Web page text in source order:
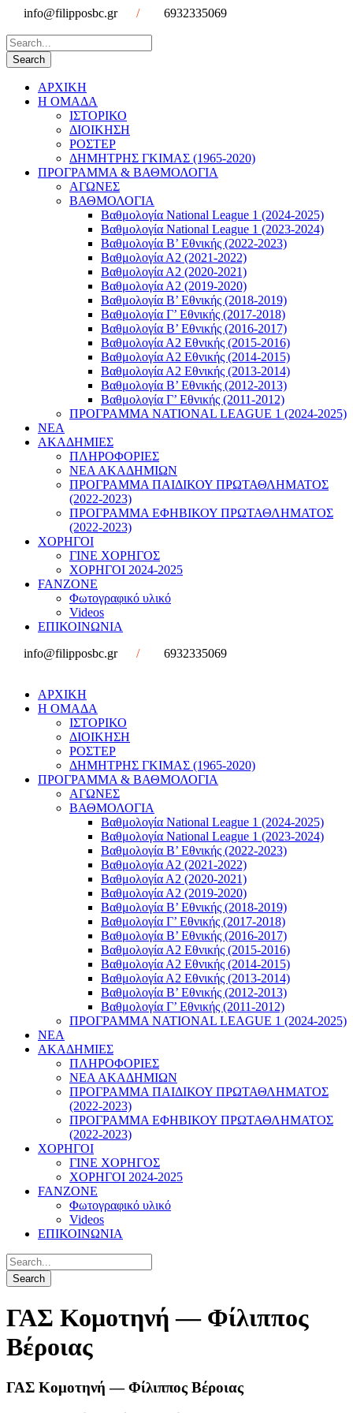
info@filipposbc.gr / 6932335069
ΑΡΧΙΚΗ
Η ΟΜΑΔΑ
ΙΣΤΟΡΙΚΟ
ΔΙΟΙΚΗΣΗ
ΡΟΣΤΕΡ
ΔΗΜΗΤΡΗΣ ΓΚΙΜΑΣ (1965-2020)
ΠΡΟΓΡΑΜΜΑ & ΒΑΘΜΟΛΟΓΙΑ
ΑΓΩΝΕΣ
ΒΑΘΜΟΛΟΓΙΑ
Βαθμολογία National League 1 (2024-2025)
Βαθμολογία National League 1 (2023-2024)
Βαθμολογία Β’ Εθνικής (2022-2023)
Βαθμολογία Α2 (2021-2022)
Βαθμολογία Α2 (2020-2021)
Βαθμολογία Α2 (2019-2020)
Βαθμολογία B’ Εθνικής (2018-2019)
Βαθμολογία Γ’ Εθνικής (2017-2018)
Βαθμολογία Β’ Εθνικής (2016-2017)
Βαθμολογία Α2 Εθνικής (2015-2016)
Βαθμολογία Α2 Εθνικής (2014-2015)
Βαθμολογία Α2 Εθνικής (2013-2014)
Βαθμολογία Β’ Εθνικής (2012-2013)
Βαθμολογία Γ’ Εθνικής (2011-2012)
ΠΡΟΓΡΑΜΜΑ NATIONAL LEAGUE 1 (2024-2025)
ΝΕΑ
ΑΚΑΔΗΜΙΕΣ
ΠΛΗΡΟΦΟΡΙΕΣ
ΝΕΑ ΑΚΑΔΗΜΙΩΝ
ΠΡΟΓΡΑΜΜΑ ΠΑΙΔΙΚΟΥ ΠΡΩΤΑΘΛΗΜΑΤΟΣ
(2022-2023)
ΠΡΟΓΡΑΜΜΑ ΕΦΗΒΙΚΟΥ ΠΡΩΤΑΘΛΗΜΑΤΟΣ
(2022-2023)
ΧΟΡΗΓΟΙ
ΓΙΝΕ ΧΟΡΗΓΟΣ
ΧΟΡΗΓΟΙ 2024-2025
FANZONE
Φωτογραφικό υλικό
Videos
ΕΠΙΚΟΙΝΩΝΙΑ
info@filipposbc.gr
/ 6932335069
ΑΡΧΙΚΗ
Η ΟΜΑΔΑ
ΙΣΤΟΡΙΚΟ
ΔΙΟΙΚΗΣΗ
ΡΟΣΤΕΡ
ΔΗΜΗΤΡΗΣ ΓΚΙΜΑΣ (1965-2020)
ΠΡΟΓΡΑΜΜΑ & ΒΑΘΜΟΛΟΓΙΑ
ΑΓΩΝΕΣ
ΒΑΘΜΟΛΟΓΙΑ
Βαθμολογία National League 1 (2024-2025)
Βαθμολογία National League 1 (2023-2024)
Βαθμολογία Β’ Εθνικής (2022-2023)
Βαθμολογία Α2 (2021-2022)
Βαθμολογία Α2 (2020-2021)
Βαθμολογία Α2 (2019-2020)
Βαθμολογία B’ Εθνικής (2018-2019)
Βαθμολογία Γ’ Εθνικής (2017-2018)
Βαθμολογία Β’ Εθνικής (2016-2017)
Βαθμολογία Α2 Εθνικής (2015-2016)
Βαθμολογία Α2 Εθνικής (2014-2015)
Βαθμολογία Α2 Εθνικής (2013-2014)
Βαθμολογία Β’ Εθνικής (2012-2013)
Βαθμολογία Γ’ Εθνικής (2011-2012)
ΠΡΟΓΡΑΜΜΑ NATIONAL LEAGUE 1 (2024-2025)
ΝΕΑ
ΑΚΑΔΗΜΙΕΣ
ΠΛΗΡΟΦΟΡΙΕΣ
ΝΕΑ ΑΚΑΔΗΜΙΩΝ
ΠΡΟΓΡΑΜΜΑ ΠΑΙΔΙΚΟΥ ΠΡΩΤΑΘΛΗΜΑΤΟΣ
(2022-2023)
ΠΡΟΓΡΑΜΜΑ ΕΦΗΒΙΚΟΥ ΠΡΩΤΑΘΛΗΜΑΤΟΣ
(2022-2023)
ΧΟΡΗΓΟΙ
ΓΙΝΕ ΧΟΡΗΓΟΣ
ΧΟΡΗΓΟΙ 2024-2025
FANZONE
Φωτογραφικό υλικό
Videos
ΕΠΙΚΟΙΝΩΝΙΑ
ΓΑΣ Κομοτηνή — Φίλιππος
Βέροιας
ΓΑΣ Κομοτηνή — Φίλιππος Βέροιας